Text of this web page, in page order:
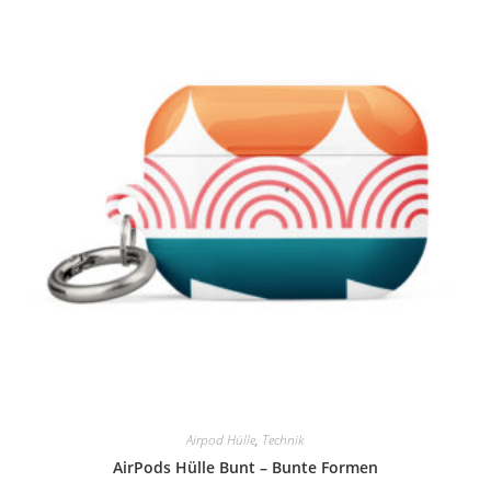
Airpod Hülle, Technik
AirPods Hülle Bunt – Bunte Formen